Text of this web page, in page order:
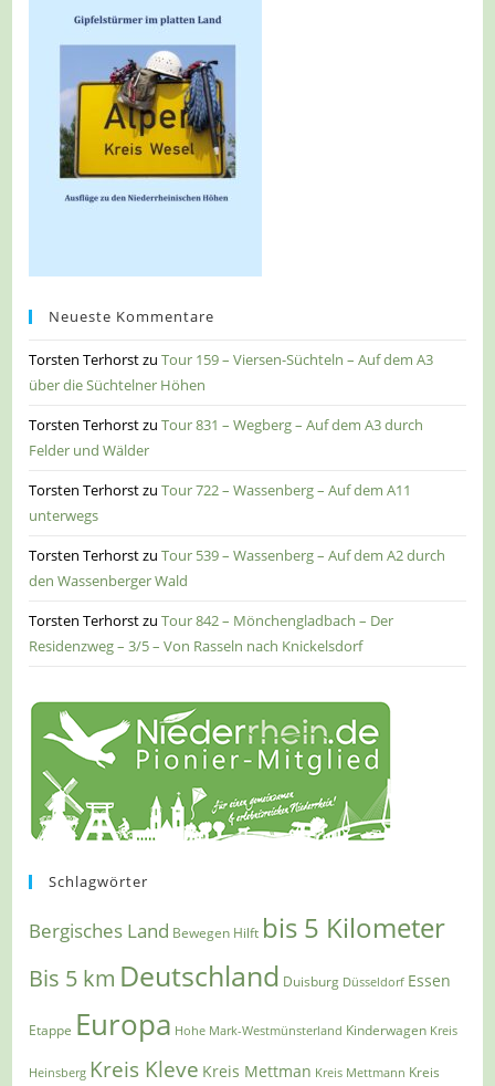
Neueste Kommentare
Torsten TerhorstzuTour 159 – Viersen-Süchteln – Auf dem A3
über die Süchtelner Höhen
Torsten TerhorstzuTour 831 – Wegberg – Auf dem A3 durch
Felder und Wälder
Torsten TerhorstzuTour 722 – Wassenberg – Auf dem A11
unterwegs
Torsten TerhorstzuTour 539 – Wassenberg – Auf dem A2 durch
den Wassenberger Wald
Torsten TerhorstzuTour 842 – Mönchengladbach – Der
Residenzweg – 3/5 – Von Rasseln nach Knickelsdorf
Schlagwörter
Bergisches Land Bewegen Hilft bis 5 Kilometer
Bis 5 km Deutschland Duisburg Düsseldorf Essen
Etappe Europa Hohe Mark-Westmünsterland Kinderwagen Kreis
Heinsberg Kreis Kleve Kreis Mettman Kreis Mettmann Kreis